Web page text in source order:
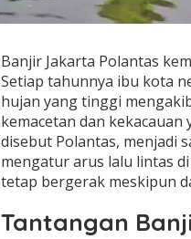
Banjir Jakarta Polantas
Setiap tahunnya ibu kota
hujan yang tinggi
kemacetan dan
disebut Polantas, menjadi
mengatur arus lalu lintas
tetap bergerak meskipun
Tantangan